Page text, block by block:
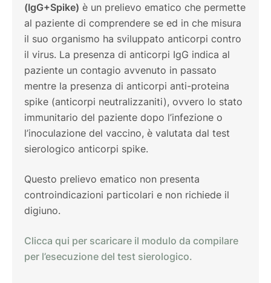
(IgG+Spike) è un prelievo ematico che permette
al paziente di comprendere se ed in che misura
il suo organismo ha sviluppato anticorpi contro
il virus. La presenza di anticorpi IgG indica al
paziente un contagio avvenuto in passato
mentre la presenza di anticorpi anti-proteina
spike (anticorpi neutralizzaniti), ovvero lo stato
immunitario del paziente dopo l’infezione o
l’inoculazione del vaccino, è valutata dal test
sierologico anticorpi spike.
Questo prelievo ematico non presenta
controindicazioni particolari e non richiede il
digiuno.
Clicca qui per scaricare il modulo da compilare
per l’esecuzione del test sierologico.